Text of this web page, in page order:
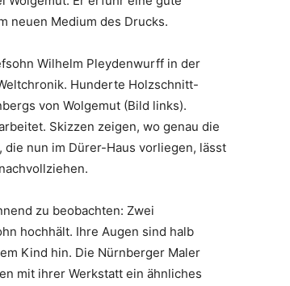
neuen Medium des Drucks.
Wilhelm Pleydenwurff in der
Hunderte Holzschnitt-
von Wolgemut (Bild links).
Skizzen zeigen, wo genau die
nun im Dürer-Haus vorliegen, lässt
zu beobachten: Zwei
hochhält. Ihre Augen sind halb
Kind hin. Die Nürnberger Maler
mit ihrer Werkstatt ein ähnliches